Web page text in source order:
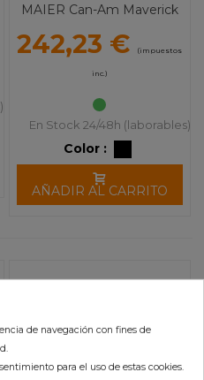
MAIER Can-Am Maverick
19)
242,23 € (impuestos
inc.)
En Stock 24/48h (laborables)
Color :
AÑADIR AL CARRITO
de navegación con fines de
para el uso de estas cookies.